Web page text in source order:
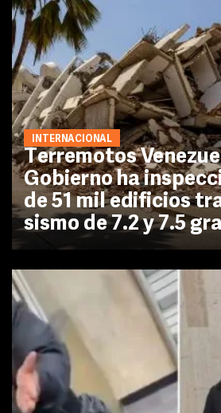
INTERNACIONAL
Terremotos
Gobierno ha
de 51 mil edificios
sismo de 7.2 y 7.5